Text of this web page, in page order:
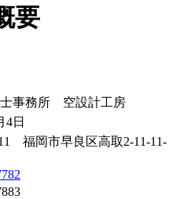
要
事務所 空設計工房
4日
福岡市早良区高取2-11-11-